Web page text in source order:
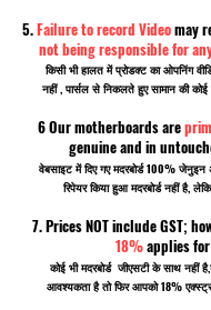
5.Failure to record Videomay
not being responsible for
किसी भी हालत में प्रोडक्ट का ओपनिंग
नहीं , पार्सल से निकलते हुए सामान की कोई
6 Our motherboards are
genuine and in
वेबसाइट में दिए गए मदरबोर्ड 100%
रिपेयर किया हुआ मदरबोर्ड नहीं है,
7. Prices NOT include GST;
18%applies for
कोई भी मदरबोर्ड जीएसटी के साथ नहीं
आवश्यकता है तो फिर आपको 18%